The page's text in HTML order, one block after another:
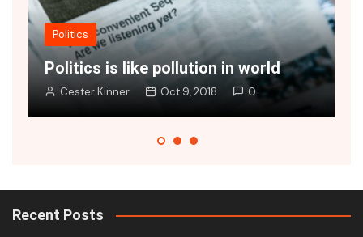
Fashion
Vivamus at ex a nibh viverra
Cester Kinner Oct 9, 2018 0
Recent Posts